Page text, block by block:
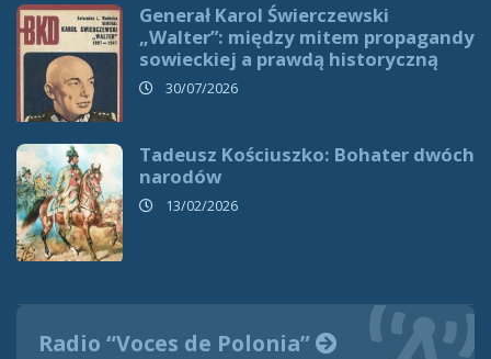
Generał Karol Świerczewski
„Walter”: między mitem propagandy
sowieckiej a prawdą historyczną
30/07/2026
Tadeusz Kościuszko: Bohater dwóch
narodów
13/02/2026
Radio “Voces de Polonia”